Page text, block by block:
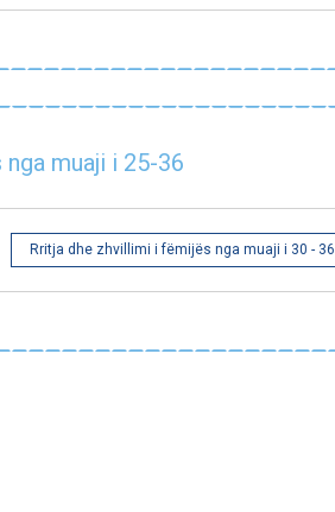
nga muaji i 25-36
Rritja dhe zhvillimi i fëmijës nga muaji i 30 - 36